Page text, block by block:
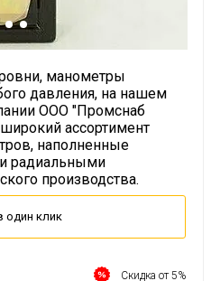
манометры
давления, на нашем
ООО "Промснаб
ассортимент
наполненные
радиальными
производства.
один клик
Скидка от 5%